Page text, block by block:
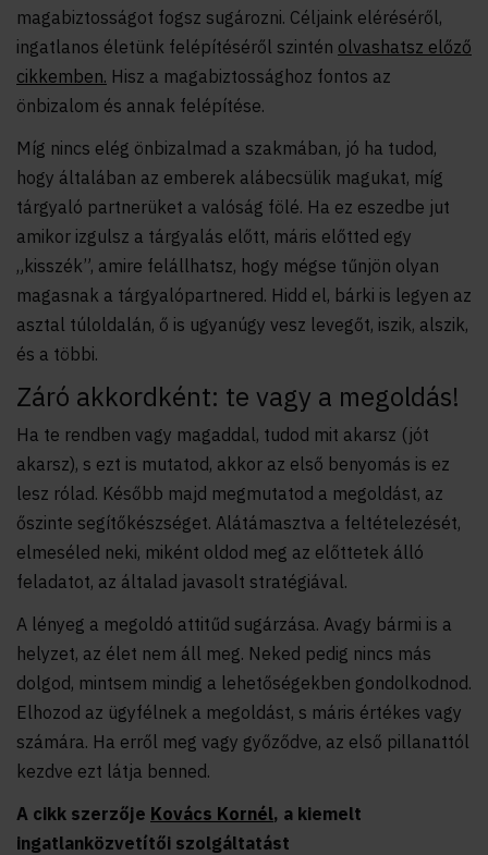
magabiztosságot fogsz sugározni. Céljaink eléréséről,
ingatlanos életünk felépítéséről szintén olvashatsz előző
cikkemben. Hisz a magabiztossághoz fontos az
önbizalom és annak felépítése.
Míg nincs elég önbizalmad a szakmában, jó ha tudod,
hogy általában az emberek alábecsülik magukat, míg
tárgyaló partnerüket a valóság fölé. Ha ez eszedbe jut
amikor izgulsz a tárgyalás előtt, máris előtted egy
„kisszék”, amire felállhatsz, hogy mégse tűnjön olyan
magasnak a tárgyalópartnered. Hidd el, bárki is legyen az
asztal túloldalán, ő is ugyanúgy vesz levegőt, iszik, alszik,
és a többi.
Záró akkordként: te vagy a megoldás!
Ha te rendben vagy magaddal, tudod mit akarsz (jót
akarsz), s ezt is mutatod, akkor az első benyomás is ez
lesz rólad. Később majd megmutatod a megoldást, az
őszinte segítőkészséget. Alátámasztva a feltételezését,
elmeséled neki, miként oldod meg az előttetek álló
feladatot, az általad javasolt stratégiával.
A lényeg a megoldó attitűd sugárzása. Avagy bármi is a
helyzet, az élet nem áll meg. Neked pedig nincs más
dolgod, mintsem mindig a lehetőségekben gondolkodnod.
Elhozod az ügyfélnek a megoldást, s máris értékes vagy
számára. Ha erről meg vagy győződve, az első pillanattól
kezdve ezt látja benned.
A cikk szerzője Kovács Kornél, a kiemelt
ingatlanközvetítői szolgáltatást